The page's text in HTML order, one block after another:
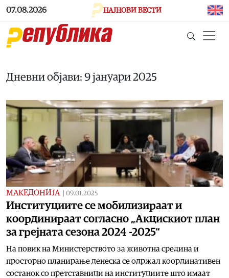
Skip to main content
07.08.2026 НАЈНОВИ ВЕСТИ
Дневни објави: 9 јануари 2025
МАКЕДОНИЈА 09.01.2025
Институциите се мобилизираат и
координираат согласно „Акцискиот план
за грејната сезона 2024 -2025“
На повик на Министерството за животна средина и
просторно планирање денеска се одржал координативен
состанок со претставници на институциите што имаат